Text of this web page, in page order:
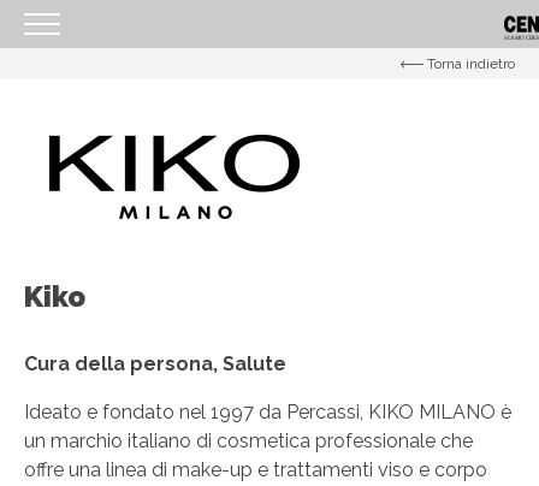
IL CENTRO
ORARI
PROMOZIONI
EVENTI
SERVIZI
IL TUO BUSINESS AL CENTRO
Torna indietro
Kiko
Cura della persona, Salute
Ideato e fondato nel 1997 da Percassi, KIKO MILANO è
un marchio italiano di cosmetica professionale che
offre una linea di make-up e trattamenti viso e corpo